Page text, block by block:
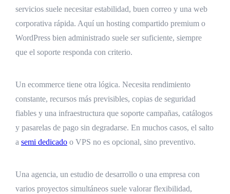
servicios suele necesitar estabilidad, buen correo y una web
corporativa rápida. Aquí un hosting compartido premium o
WordPress bien administrado suele ser suficiente, siempre
que el soporte responda con criterio.
Un ecommerce tiene otra lógica. Necesita rendimiento
constante, recursos más previsibles, copias de seguridad
fiables y una infraestructura que soporte campañas, catálogos
y pasarelas de pago sin degradarse. En muchos casos, el salto
a semi dedicado o VPS no es opcional, sino preventivo.
Una agencia, un estudio de desarrollo o una empresa con
varios proyectos simultáneos suele valorar flexibilidad,